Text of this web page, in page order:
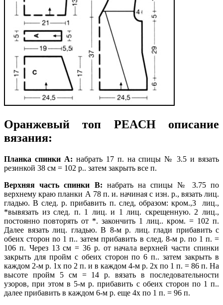
Оранжевый топ PEACH описание
вязания:
Планка спинки А: набрать 17 п. на спицы № 3.5 и вязать
резинкой 38 см = 102 р.. затем закрыть все п.
Верхняя часть спинки В: набрать на спицы № 3.75 по
верхнему краю планки А 78 п. и. начиная с изн. р., вязать лиц.
гладью. В след. р. прибавить п. след, образом: кром.,3
лиц.,
*вывязать из след. п. 1 лиц. и 1 лиц. скрещенную. 2 лиц.,
постоянно повторять от *. закончить 1 лиц.. кром. = 102 п.
Далее вязать лиц. гладью. В 8-м р. лиц. глади прибавить с
обеих сторон no 1 п.. затем прибавить в след. 8-м р. по 1 п. =
106 п. Через 13 см = 36 р. от начала верхней части спинки
закрыть для пройм с обеих сторон по 6 п.. затем закрыть в
каждом 2-м р. 1х по 2 п. и в каждом 4-м p. 2х пo 1 п. = 86 п. На
высоте пройм 5 см = 14 р. вязать в последовательности
узоров, при этом в 5-м р. прибавить с обеих сторон пo 1 п..
далее прибавить в каждом 6-м р. еще 4х по 1 п. = 96 п.